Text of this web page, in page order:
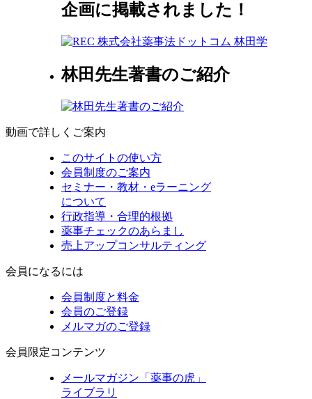
企画に掲載されました！
林田先生著書のご紹介
動画で詳しくご案内
このサイトの使い方
会員制度のご案内
セミナー・教材・eラーニング
について
行政指導・合理的根拠
薬事チェックのあらまし
売上アップコンサルティング
会員になるには
会員制度と料金
会員のご登録
メルマガのご登録
会員限定コンテンツ
メールマガジン「薬事の虎」
ライブラリ